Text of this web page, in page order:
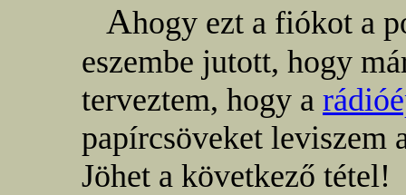
Ahogy ezt a fiókot a
eszembe jutott, hogy
terveztem, hogy a
papírcsöveket leviszem
Jöhet a következő tétel!